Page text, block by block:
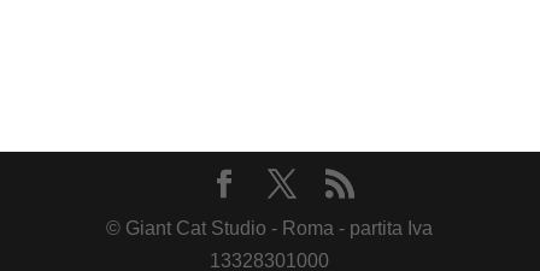
© Giant Cat Studio - Roma - partita Iva
13328301000